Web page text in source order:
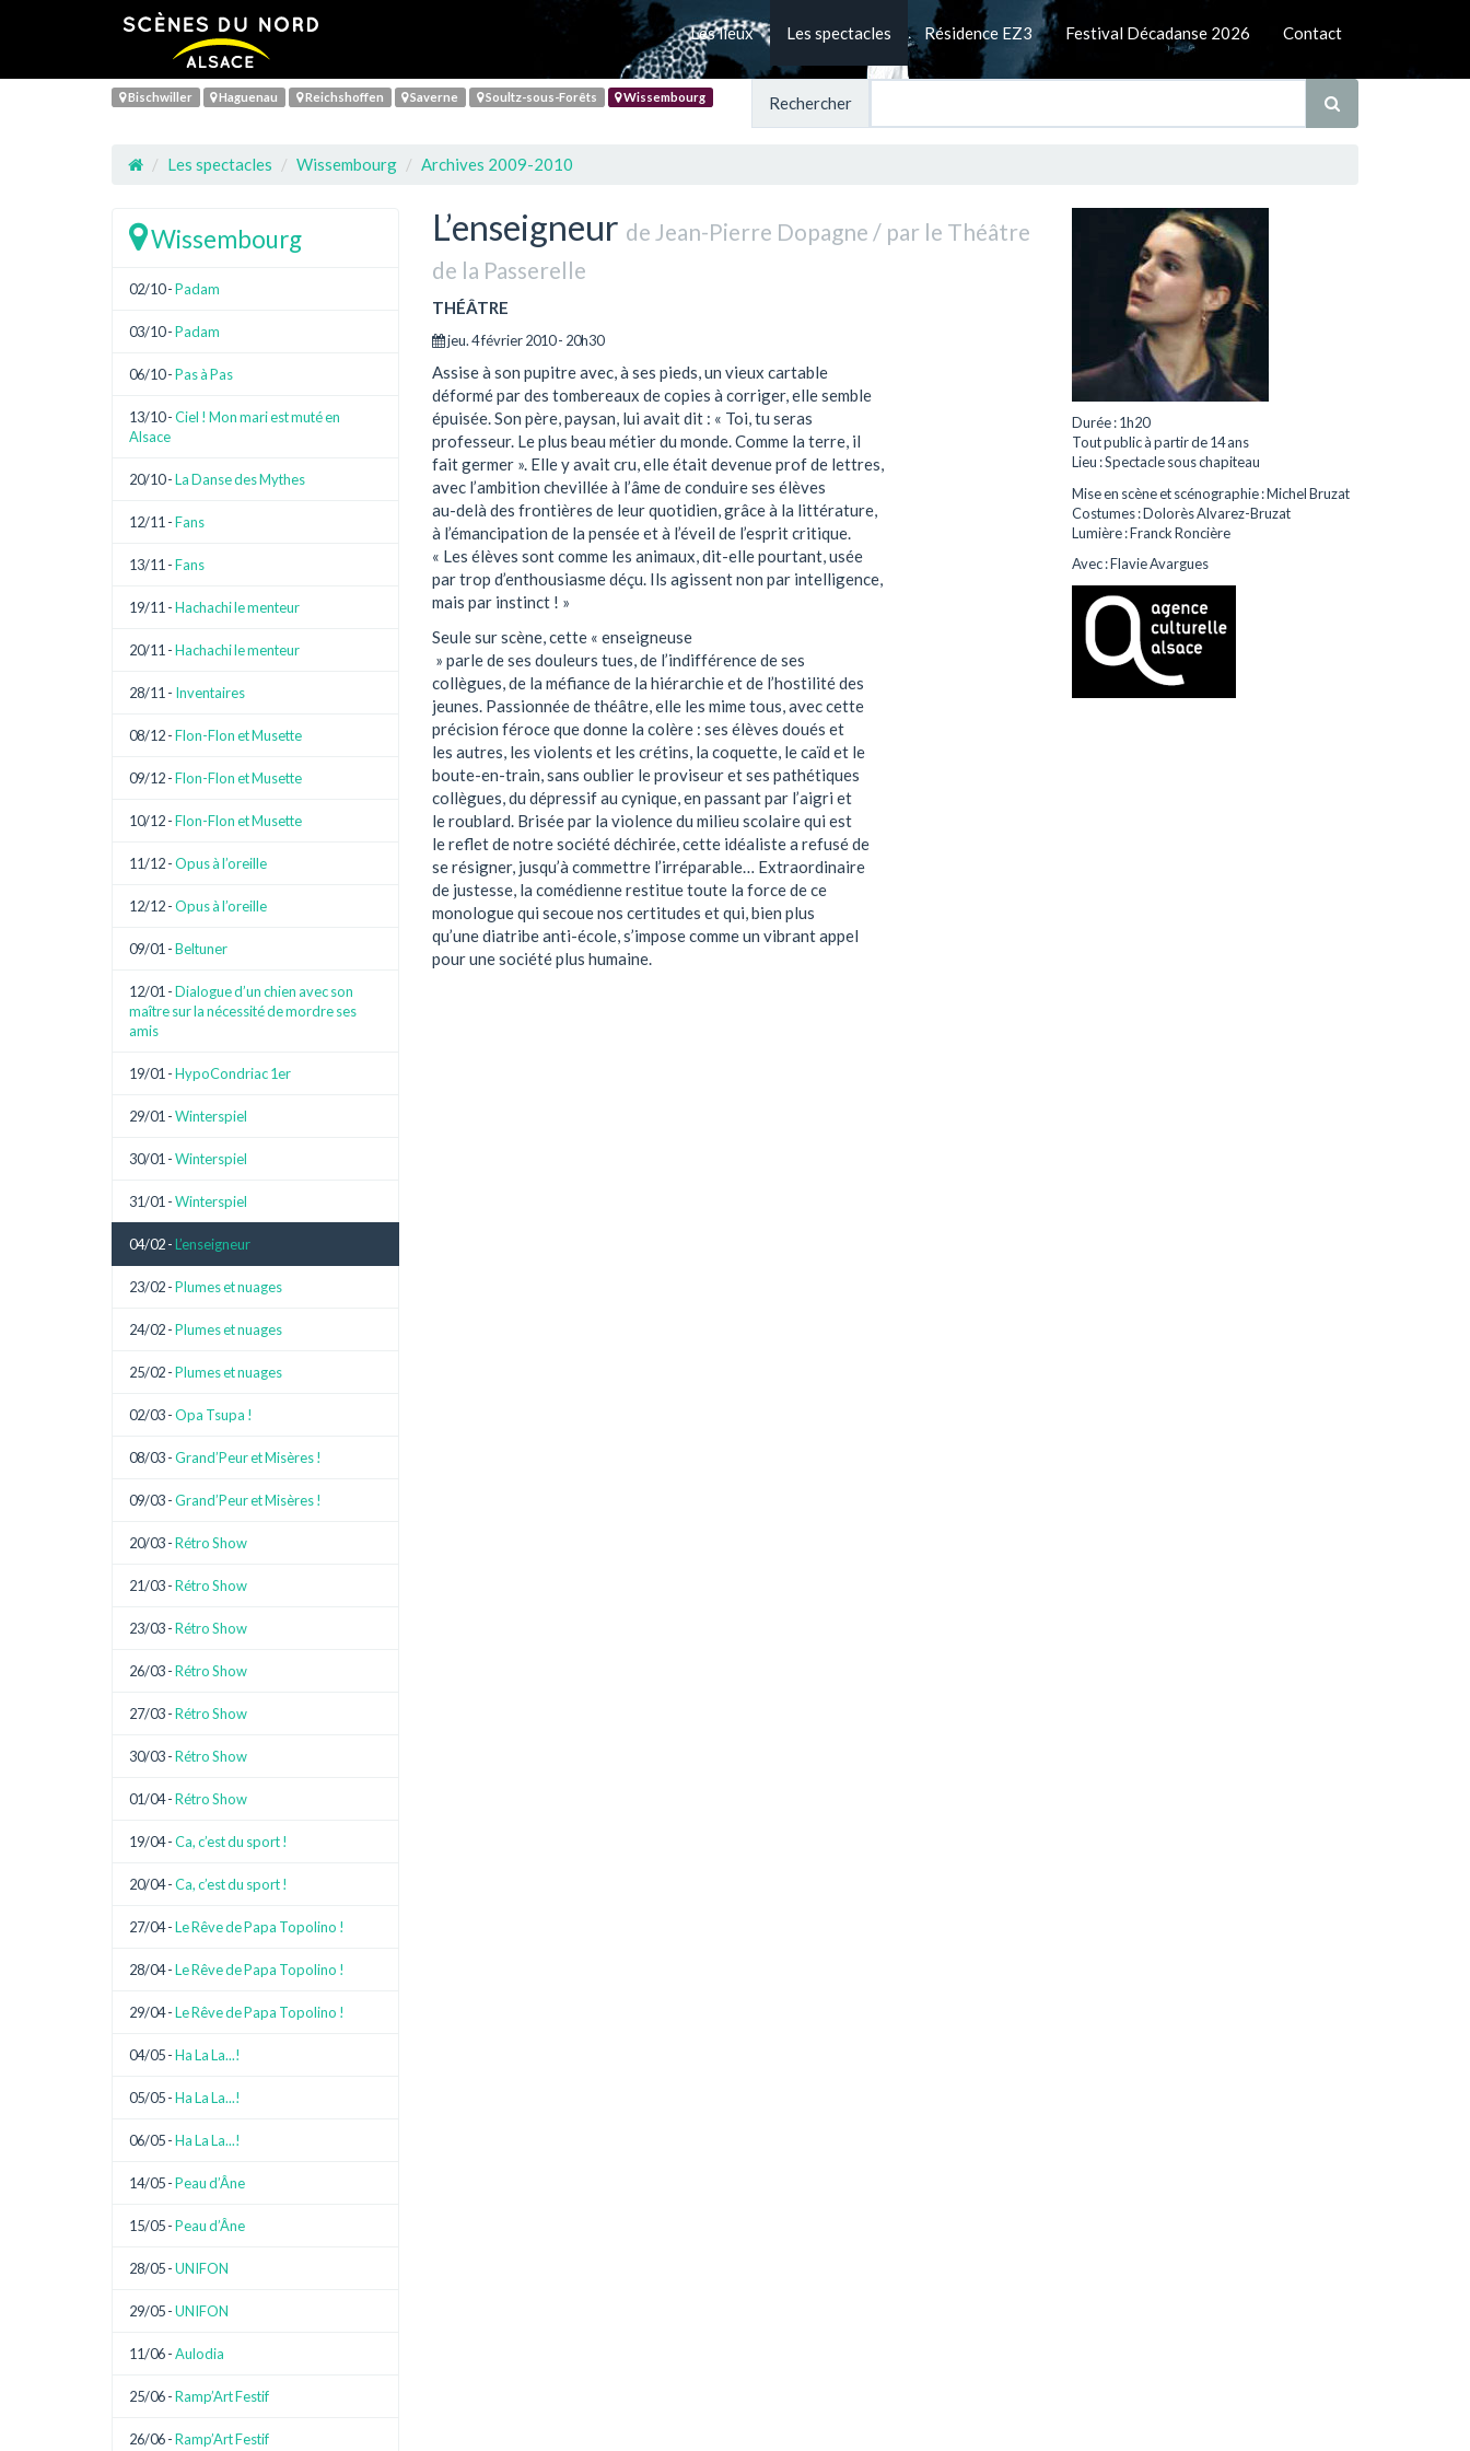
Les lieux Les spectacles Résidence EZ3 Festival Décadanse 2026 Contact
Bischwiller Haguenau Reichshoffen Saverne Soultz-sous-Forêts Wissembourg Rechercher
Les spectacles Wissembourg Archives 2009-2010
L’enseigneur de Jean-Pierre Dopagne / par le Théâtre
de la Passerelle
THÉÂTRE
jeu. 4 février 2010 - 20h30
Assise à son pupitre avec, à ses pieds, un vieux cartable
déformé par des tombereaux de copies à corriger, elle semble
épuisée. Son père, paysan, lui avait dit : « Toi, tu seras
professeur. Le plus beau métier du monde. Comme la terre, il
fait germer ». Elle y avait cru, elle était devenue prof de lettres,
avec l’ambition chevillée à l’âme de conduire ses élèves
au-delà des frontières de leur quotidien, grâce à la littérature,
à l’émancipation de la pensée et à l’éveil de l’esprit critique.
« Les élèves sont comme les animaux, dit-elle pourtant, usée
par trop d’enthousiasme déçu. Ils agissent non par intelligence,
mais par instinct ! »
Seule sur scène, cette « enseigneuse
» parle de ses douleurs tues, de l’indifférence de ses
collègues, de la méfiance de la hiérarchie et de l’hostilité des
jeunes. Passionnée de théâtre, elle les mime tous, avec cette
précision féroce que donne la colère : ses élèves doués et
les autres, les violents et les crétins, la coquette, le caïd et le
boute-en-train, sans oublier le proviseur et ses pathétiques
collègues, du dépressif au cynique, en passant par l’aigri et
le roublard. Brisée par la violence du milieu scolaire qui est
le reflet de notre société déchirée, cette idéaliste a refusé de
se résigner, jusqu’à commettre l’irréparable… Extraordinaire
de justesse, la comédienne restitue toute la force de ce
monologue qui secoue nos certitudes et qui, bien plus
qu’une diatribe anti-école, s’impose comme un vibrant appel
pour une société plus humaine.
Durée : 1h20
Tout public à partir de 14 ans
Lieu : Spectacle sous chapiteau
Mise en scène et scénographie : Michel Bruzat
Costumes : Dolorès Alvarez-Bruzat
Lumière : Franck Roncière
Avec : Flavie Avargues
Wissembourg
02/10 -Padam
03/10 -Padam
06/10 -Pas à Pas
13/10 -Ciel ! Mon mari est muté en
Alsace
20/10 -La Danse des Mythes
12/11 -Fans
13/11 -Fans
19/11 -Hachachi le menteur
20/11 -Hachachi le menteur
28/11 - Inventaires
08/12 -Flon-Flon et Musette
09/12 -Flon-Flon et Musette
10/12 -Flon-Flon et Musette
11/12 -Opus à l’oreille
12/12 -Opus à l’oreille
09/01 -Beltuner
12/01 -Dialogue d’un chien avec son
maître sur la nécessité de mordre ses
amis
19/01 -HypoCondriac 1er
29/01 -Winterspiel
30/01 -Winterspiel
31/01 -Winterspiel
04/02 - L’enseigneur
23/02 -Plumes et nuages
24/02 -Plumes et nuages
25/02 -Plumes et nuages
02/03 -Opa Tsupa !
08/03 -Grand’Peur et Misères !
09/03 -Grand’Peur et Misères !
20/03 -Rétro Show
21/03 -Rétro Show
23/03 -Rétro Show
26/03 -Rétro Show
27/03 -Rétro Show
30/03 -Rétro Show
01/04 -Rétro Show
19/04 -Ca, c’est du sport !
20/04 -Ca, c’est du sport !
27/04 -Le Rêve de Papa Topolino !
28/04 -Le Rêve de Papa Topolino !
29/04 -Le Rêve de Papa Topolino !
04/05 -Ha La La...!
05/05 -Ha La La...!
06/05 -Ha La La...!
14/05 -Peau d’Âne
15/05 -Peau d’Âne
28/05 -UNIFON
29/05 -UNIFON
11/06 -Aulodia
25/06 -Ramp’Art Festif
26/06 -Ramp’Art Festif